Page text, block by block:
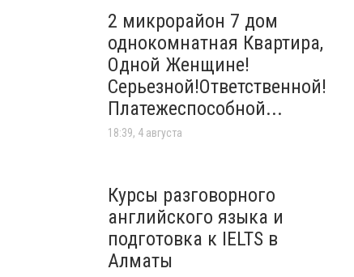
2 микрорайон 7 дом
однокомнатная Квартира,
Одной Женщине!
Серьезной!Ответственной!
Платежеспособной...
18:39, 4 августа
Курсы разговорного
английского языка и
подготовка к IELTS в
Алматы